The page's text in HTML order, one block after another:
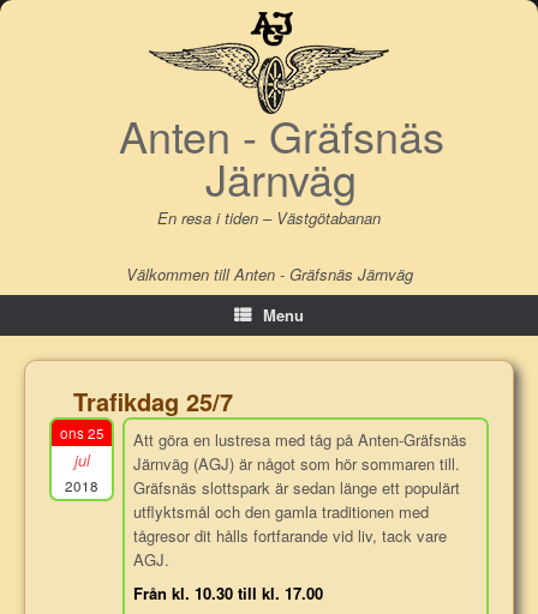
Skip
Anten - Gräfsnäs
Järnväg
En resa i tiden – Västgötabanan
Välkommen till Anten - Gräfsnäs Järnväg
Menu
Trafikdag 25/7
ons 25
jul
2018
Att göra en lustresa med tåg på Anten-Gräfsnäs
Järnväg (AGJ) är något som hör sommaren till.
Gräfsnäs slottspark är sedan länge ett populärt
utflyktsmål och den gamla traditionen med
tågresor dit hålls fortfarande vid liv, tack vare
AGJ.
Från kl. 10.30 till kl. 17.00